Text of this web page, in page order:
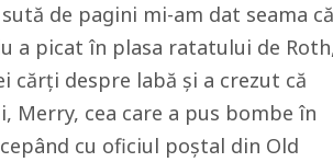
de pagini mi-am dat seama că
a picat în plasa ratatului de
cărți despre labă și a crezut că
Merry, cea care a pus bombe în
cu oficiul poștal din Old